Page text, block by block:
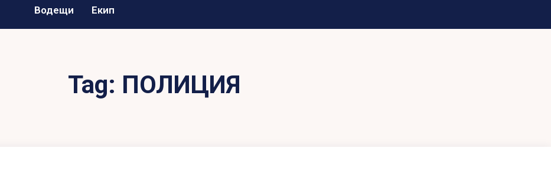
Водещи Екип
Tag: ПОЛИЦИЯ